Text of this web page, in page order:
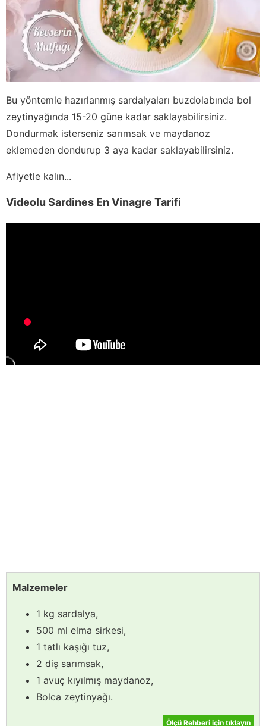
Bu yöntemle hazırlanmış sardalyaları buzdolabında bol
zeytinyağında 15-20 güne kadar saklayabilirsiniz.
Dondurmak isterseniz sarımsak ve maydanoz
eklemeden dondurup 3 aya kadar saklayabilirsiniz.
Afiyetle kalın...
Videolu Sardines En Vinagre Tarifi
Malzemeler
1 kg sardalya,
500 ml elma sirkesi,
1 tatlı kaşığı tuz,
2 diş sarımsak,
1 avuç kıyılmış maydanoz,
Bolca zeytinyağı.
Ölçü Rehberi için tıklayın